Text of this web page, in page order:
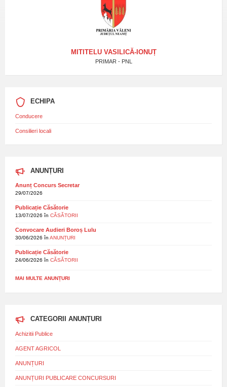
MITITELU VASILICĂ-IONUȚ
PRIMAR - PNL
ECHIPA
Conducere
Consilieri locali
ANUNȚURI
Anunț Concurs Secretar
29/07/2026
Publicație Căsătorie
13/07/2026 în CĂSĂTORII
Convocare Audieri Boroș Lulu
30/06/2026 în ANUNȚURI
Publicație Căsătorie
24/06/2026 în CĂSĂTORII
MAI MULTE ANUNȚURI
CATEGORII ANUNȚURI
Achizitii Publice
AGENT AGRICOL
ANUNȚURI
ANUNȚURI PUBLICARE CONCURSURI